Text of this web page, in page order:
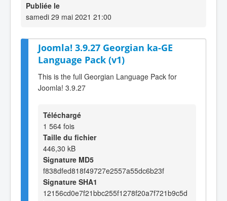
Publiée le
samedi 29 mai 2021 21:00
Joomla! 3.9.27 Georgian ka-GE
Language Pack (v1)
This is the full Georgian Language Pack for
Joomla! 3.9.27
Téléchargé
1 564 fois
Taille du fichier
446,30 kB
Signature MD5
f838dfed818f49727e2557a55dc6b23f
Signature SHA1
12156cd0e7f21bbc255f1278f20a7f721b9c5d